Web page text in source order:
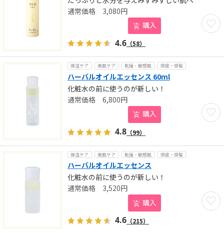
お気
3,080円
購入
4.6 （58）
保湿ケア 美肌ケア 乾燥・敏感肌 頭皮・頭髪
ハーバルオイルエッセンス 60ml
化粧水の前に使うのが新しい！
お気
6,800円
購入
4.8 （99）
保湿ケア 美肌ケア 乾燥・敏感肌 頭皮・頭髪
ハーバルオイルエッセンス
化粧水の前に使うのが新しい！
お気
3,520円
購入
4.6 （215）